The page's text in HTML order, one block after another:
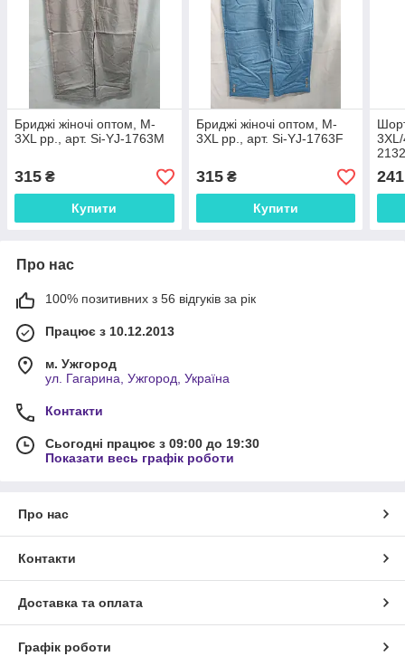
Бриджі жіночі оптом, M-
3XL рр., арт. Si-YJ-1763М
315 ₴
Купити
Бриджі жіночі оптом, M-
3XL рр., арт. Si-YJ-1763F
315₴
Купити
241
Про нас
100% позитивних з 56 відгуків за рік
Працює з 10.12.2013
м. Ужгород
ул. Гагарина, Ужгород, Україна
Контакти
Сьогодні працює з 09:00 до 19:30
Показати весь графік роботи
Про нас
Контакти
Доставка та оплата
Графік роботи